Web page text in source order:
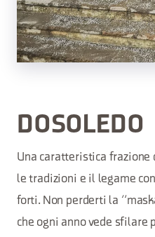
DOSOLEDO
Una caratteristica frazione
le tradizioni e il legame
forti. Non perderti la
che ogni anno vede sfilare